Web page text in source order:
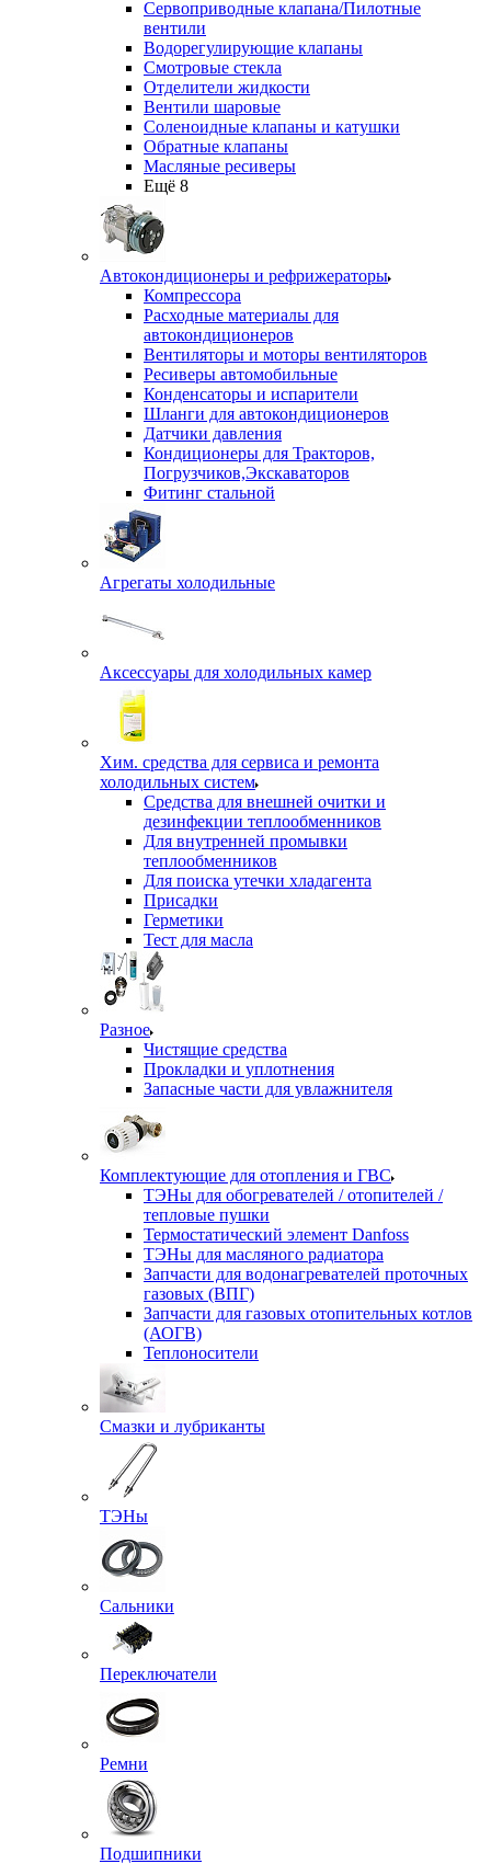
Сервоприводные клапана/Пилотные
вентили
Водорегулирующие клапаны
Смотровые стекла
Отделители жидкости
Вентили шаровые
Соленоидные клапаны и катушки
Обратные клапаны
Масляные ресиверы
Ещё 8
Автокондиционеры и рефрижераторы
Компрессора
Расходные материалы для
автокондиционеров
Вентиляторы и моторы вентиляторов
Ресиверы автомобильные
Конденсаторы и испарители
Шланги для автокондиционеров
Датчики давления
Кондиционеры для Тракторов,
Погрузчиков,Экскаваторов
Фитинг стальной
Агрегаты холодильные
Аксессуары для холодильных камер
Хим. средства для сервиса и ремонта
холодильных систем
Средства для внешней очитки и
дезинфекции теплообменников
Для внутренней промывки
теплообменников
Для поиска утечки хладагента
Присадки
Герметики
Тест для масла
Разное
Чистящие средства
Прокладки и уплотнения
Запасные части для увлажнителя
Комплектующие для отопления и ГВС
ТЭНы для обогревателей / отопителей /
тепловые пушки
Термостатический элемент Danfoss
ТЭНы для масляного радиатора
Запчасти для водонагревателей проточных
газовых (ВПГ)
Запчасти для газовых отопительных котлов
(АОГВ)
Теплоносители
Смазки и лубриканты
ТЭНы
Сальники
Переключатели
Ремни
Подшипники